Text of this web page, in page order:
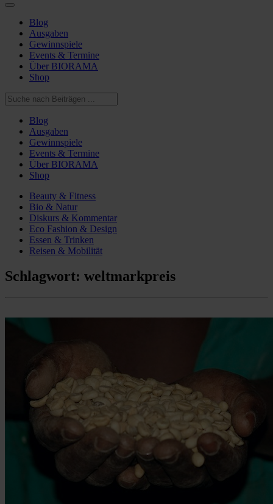
Blog
Ausgaben
Gewinnspiele
Events & Termine
Über BIORAMA
Shop
Blog
Ausgaben
Gewinnspiele
Events & Termine
Über BIORAMA
Shop
Beauty & Fitness
Bio & Natur
Diskurs & Kommentar
Eco Fashion & Design
Essen & Trinken
Reisen & Mobilität
Schlagwort: weltmarkpreis